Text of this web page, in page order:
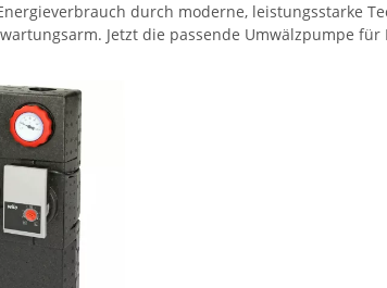
durch moderne, leistungsstarke
Jetzt die passende Umwälzpumpe für